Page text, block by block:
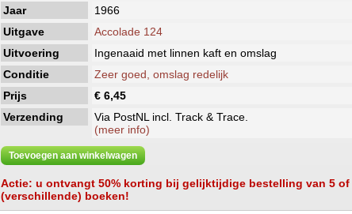
Jaar
1966
Uitgave
Accolade 124
Uitvoering
Ingenaaid met linnen kaft en omslag
Conditie
Zeer goed, omslag redelijk
Prijs
€ 6,45
Verzending
Via PostNL incl. Track & Trace.
(meer info)
Toevoegen aan winkelwagen
Actie: u ontvangt 50% korting bij gelijktijdige bestelling van 5 of
(verschillende) boeken!